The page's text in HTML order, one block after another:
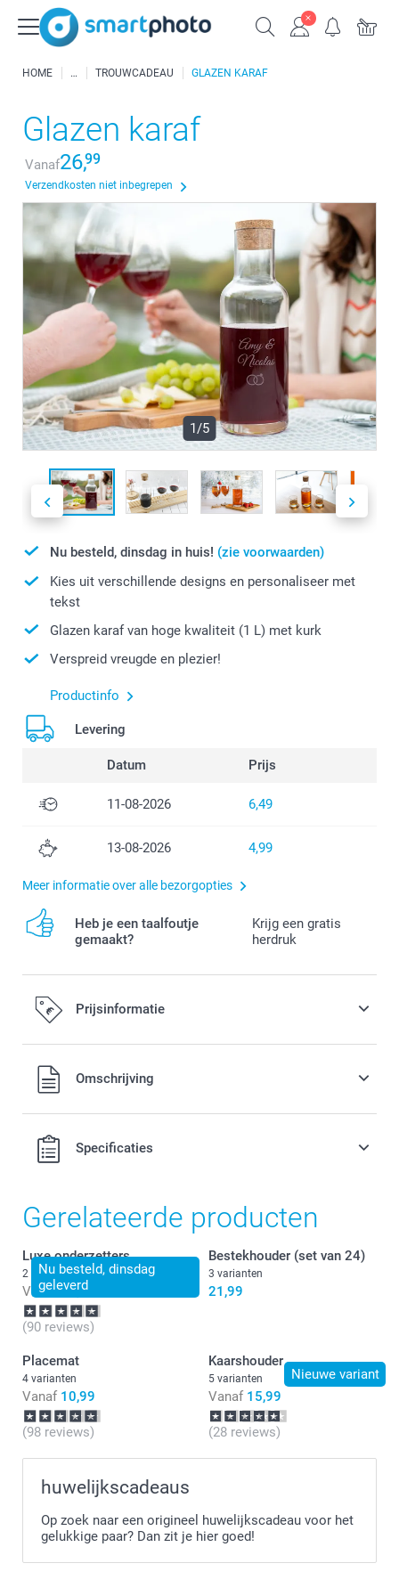
HOME TROUWCADEAU GLAZEN KARAF
Glazen karaf
Vanaf26,99
Verzendkosten niet inbegrepen
1/5
Nu besteld, dinsdag in huis! (zie voorwaarden)
Kies uit verschillende designs en personaliseer met
tekst
Glazen karaf van hoge kwaliteit (1 L) met kurk
Verspreid vreugde en plezier!
Productinfo
Levering
Datum Prijs
11-08-2026 6,49
13-08-2026 4,99
Meer informatie over alle bezorgopties
Heb je een taalfoutje
gemaakt?
Krijg een gratis
herdruk
Prijsinformatie
Alle prijzen zijn in EURO (€) inclusief BTW en exclusief
verzendkosten.Omschrijving
Specificaties
Gerelateerde producten
Nu besteld, dinsdag
geleverd
Luxe onderzetters
2 varianten
Vanaf 24,99
(90 reviews)
Bestekhouder (set van 24)
3 varianten
21,99
Placemat
4 varianten
Vanaf 10,99
(98 reviews)
Nieuwe variant
Kaarshouder
5 varianten
Vanaf 15,99
(28 reviews)
huwelijkscadeaus
Op zoek naar een origineel huwelijkscadeau voor het
gelukkige paar? Dan zit je hier goed!